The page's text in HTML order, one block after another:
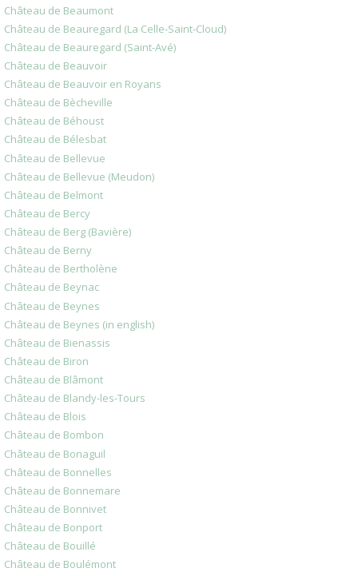
Château de Beaumont
Château de Beauregard (La Celle-Saint-Cloud)
Château de Beauregard (Saint-Avé)
Château de Beauvoir
Château de Beauvoir en Royans
Château de Bècheville
Château de Béhoust
Château de Bélesbat
Château de Bellevue
Château de Bellevue (Meudon)
Château de Belmont
Château de Bercy
Château de Berg (Bavière)
Château de Berny
Château de Bertholène
Château de Beynac
Château de Beynes
Château de Beynes (in english)
Château de Bienassis
Château de Biron
Château de Blâmont
Château de Blandy-les-Tours
Château de Blois
Château de Bombon
Château de Bonaguil
Château de Bonnelles
Château de Bonnemare
Château de Bonnivet
Château de Bonport
Château de Bouillé
Château de Boulémont